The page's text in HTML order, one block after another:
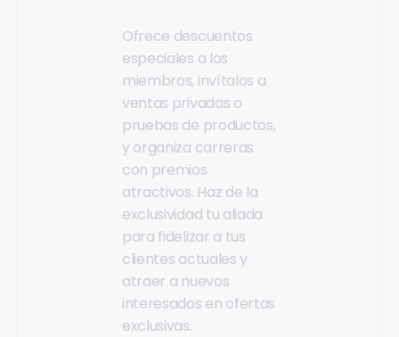
Ofrece descuentos
especiales a los
miembros, invítalos a
ventas privadas o
pruebas de productos,
y organiza carreras
con premios
atractivos. Haz de la
exclusividad tu aliada
para fidelizar a tus
clientes actuales y
atraer a nuevos
interesados en ofertas
exclusivas.